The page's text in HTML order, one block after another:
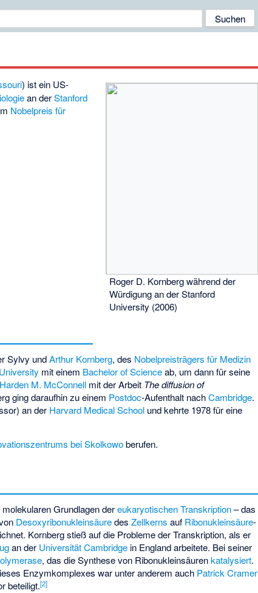
Roger D. Kornberg während der
Würdigung an der Stanford
University (2006)
) ist ein US-
an derStanford
Nobelpreis für
Sylvy undArthur Kornberg, des Nobelpreisträgers für Medizin
mit einem Bachelor of Scienceab, um dann für seine
Harden M. McConnell mit der Arbeit The diffusion of
ging daraufhin zu einem Postdoc-Aufenthalt nachCambridge.
an der Harvard Medical School und kehrte 1978 für eine
bei Skolkowoberufen.
Grundlagen dereukaryotischen Transkription– das
DesoxyribonukleinsäuredesZellkerns auf Ribonukleinsäure-
Kornberg stieß auf die Probleme der Transkription, als er
an der Universität Cambridge in England arbeitete. Bei seiner
, das die Synthese von Ribonukleinsäurenkatalysiert.
Enzymkomplexes war unter anderem auch Patrick Cramer
beteiligt.[2]